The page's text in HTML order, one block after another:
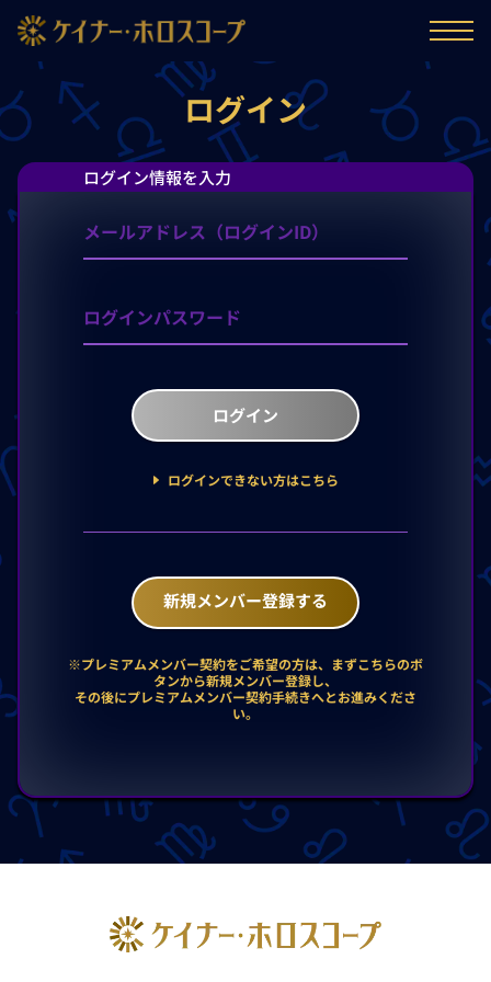
ログイン
ログイン情報を入力
ログイン
ログインできない方はこちら
新規メンバー登録する
※プレミアムメンバー契約をご希望の方は、まずこちらのボ
タンから新規メンバー登録し、
その後にプレミアムメンバー契約手続きへとお進みくださ
い。